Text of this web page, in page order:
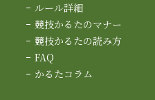
ルール詳細
競技かるたのマナー
競技かるたの読み方
FAQ
かるたコラム